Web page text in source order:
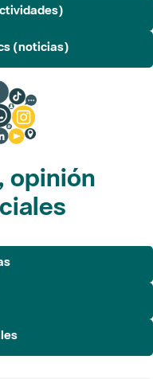
(noticias)
opinión